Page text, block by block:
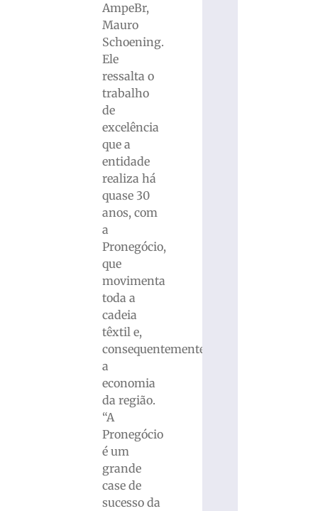
AmpeBr,
Mauro
Schoening.
Ele
ressalta o
trabalho
de
excelência
que a
entidade
realiza há
quase 30
anos, com
a
Pronegócio,
que
movimenta
toda a
cadeia
têxtil e,
consequentemente,
a
economia
da região.
“A
Pronegócio
é um
grande
case de
sucesso da